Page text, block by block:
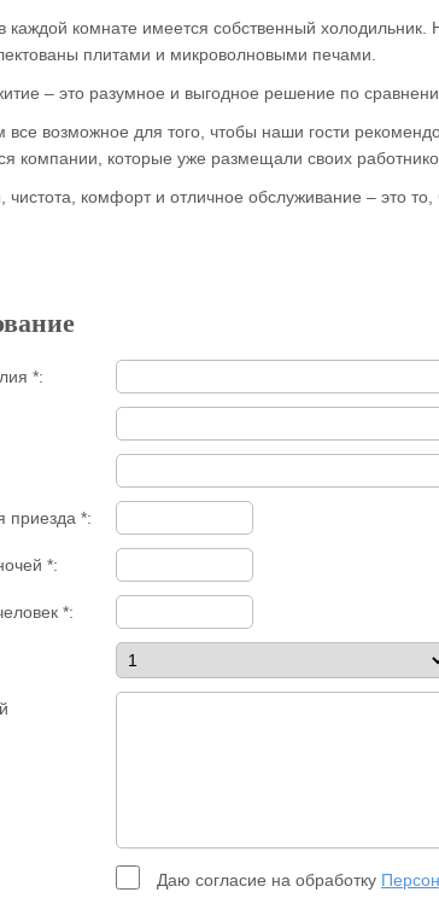
каждой комнате имеется собственный
плитами и микроволновыми печами.
– это разумное и выгодное решение по
возможное для того, чтобы наши гости
компании, которые уже размещали своих
чистота, комфорт и отличное обслуживание – это
*:
приезда *:
*:
*:
Даю согласие на обработку